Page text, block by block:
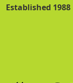
Established 1988